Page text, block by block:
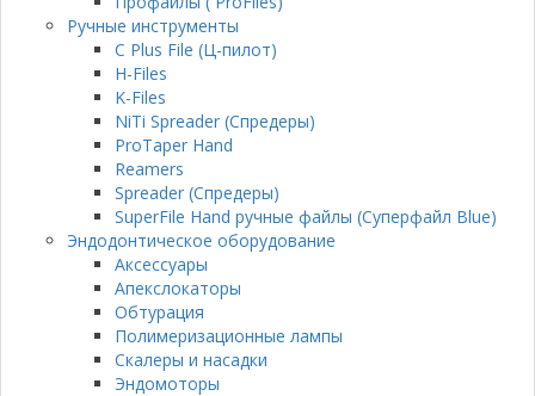
Ручные инструменты
C Plus File (Ц-пилот)
H-Files
K-Files
NiTi Spreader (Спредеры)
ProTaper Hand
Reamers
Spreader (Спредеры)
SuperFile Hand ручные файлы (Суперфайл Blue)
Эндодонтическое оборудование
Аксессуары
Апекслокаторы
Обтурация
Полимеризационные лампы
Скалеры и насадки
Эндомоторы